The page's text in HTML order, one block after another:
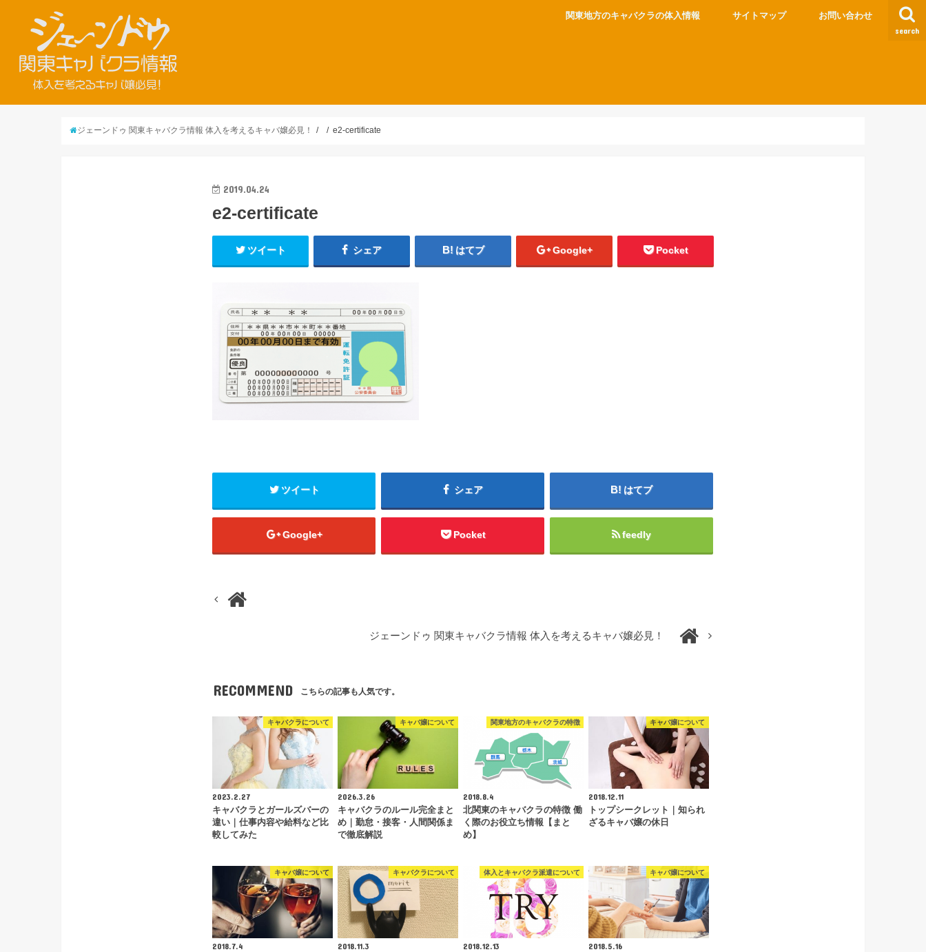
search
関東地方のキャバクラの体入情報 サイトマップ お問い合わせ
ジェーンドゥ 関東キャバクラ情報 体入を考えるキャバ嬢必見！ e2-certificate
2019.04.24
e2-certificate
ツイート シェア はてブ Google+ Pocket
ツイート シェア はてブ
Google+ Pocket feedly
ジェーンドゥ 関東キャバクラ情報 体入を考えるキャバ嬢必見！
RECOMMEND こちらの記事も人気です。
キャバクラについて
2023.2.27
キャバクラとガールズバーの
違い｜仕事内容や給料など比
較してみた
キャバ嬢について
2026.3.26
キャバクラのルール完全まと
め｜勤怠・接客・人間関係ま
で徹底解説
関東地方のキャバクラの特徴
2018.8.4
北関東のキャバクラの特徴 働
く際のお役立ち情報【まと
め】
キャバ嬢について
2018.12.11
トップシークレット｜知られ
ざるキャバ嬢の休日
キャバ嬢について
2018.7.4
キャバクラについて
2018.11.3
体入とキャバクラ派遣について
2018.12.13
キャバ嬢について
2018.5.16